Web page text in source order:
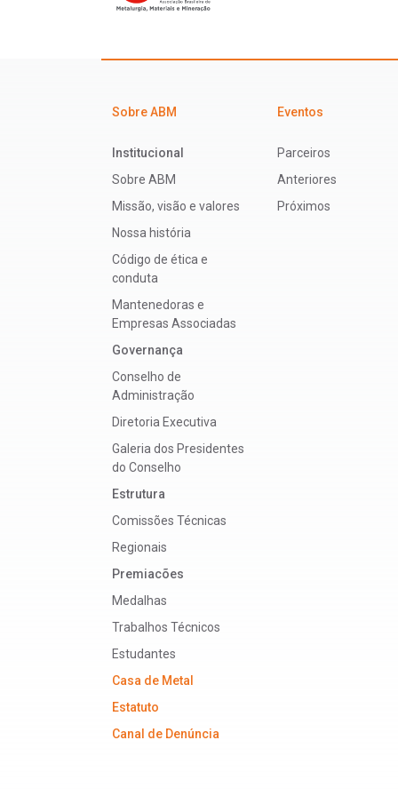
Sobre ABM
Institucional
Sobre ABM
Missão, visão e valores
Nossa história
Código de ética e
conduta
Mantenedoras e
Empresas Associadas
Governança
Conselho de
Administração
Diretoria Executiva
Galeria dos Presidentes
do Conselho
Estrutura
Comissões Técnicas
Regionais
Premiacões
Medalhas
Trabalhos Técnicos
Estudantes
Casa de Metal
Estatuto
Canal de Denúncia
Eventos
Parceiros
Anteriores
Próximos